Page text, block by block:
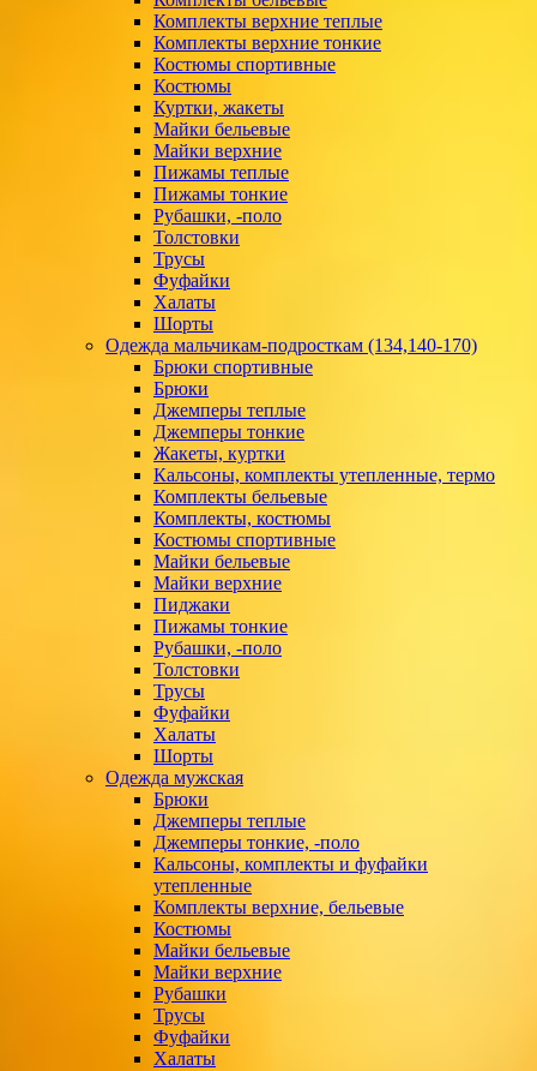
Комплекты верхние теплые
Комплекты верхние тонкие
Костюмы спортивные
Костюмы
Куртки, жакеты
Майки бельевые
Майки верхние
Пижамы теплые
Пижамы тонкие
Рубашки, -поло
Толстовки
Трусы
Фуфайки
Халаты
Шорты
Одежда мальчикам-подросткам (134,140-170)
Брюки спортивные
Брюки
Джемперы теплые
Джемперы тонкие
Жакеты, куртки
Кальсоны, комплекты утепленные, термо
Комплекты бельевые
Комплекты, костюмы
Костюмы спортивные
Майки бельевые
Майки верхние
Пиджаки
Пижамы тонкие
Рубашки, -поло
Толстовки
Трусы
Фуфайки
Халаты
Шорты
Одежда мужская
Брюки
Джемперы теплые
Джемперы тонкие, -поло
Кальсоны, комплекты и фуфайки
утепленные
Комплекты верхние, бельевые
Костюмы
Майки бельевые
Майки верхние
Рубашки
Трусы
Фуфайки
Халаты